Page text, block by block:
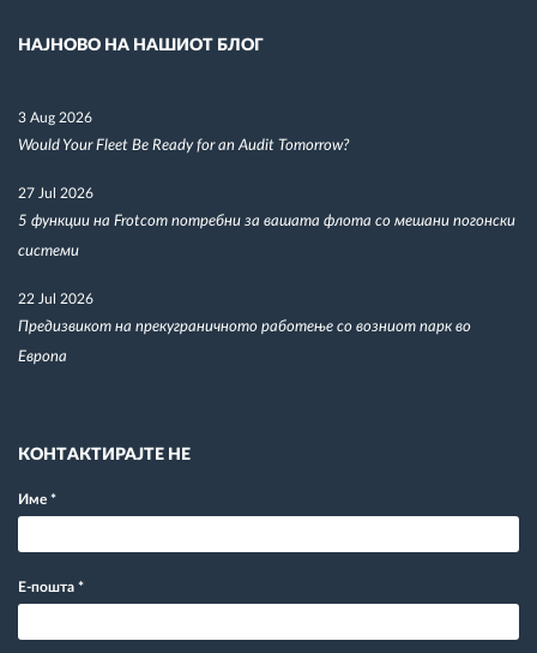
НАЈНОВО НА НАШИОТ БЛОГ
3 Aug 2026
Would Your Fleet Be Ready for an Audit Tomorrow?
27 Jul 2026
5 функции на Frotcom потребни за вашата флота со мешани погонски
системи
22 Jul 2026
Предизвикот на прекуграничното работење со возниот парк во
Европа
КОНТАКТИРАЈТЕ НЕ
Име *
Е-пошта *